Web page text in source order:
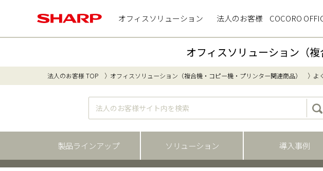
オフィスソリューション 法人のお客様 COCORO
オフィスソリューション（複
法人のお客様 TOP オフィスソリューション（複合機・コピー機・プリンター関連商品） よ
製品ラインアップ ソリューション 導入事例